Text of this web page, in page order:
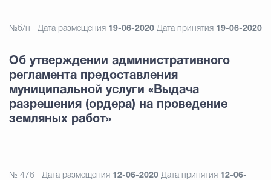
№б/н Дата размещения 19-06-2020 Дата принятия 19-06-2020
Об утверждении административного
регламента предоставления
муниципальной услуги «Выдача
разрешения (ордера) на проведение
земляных работ»
№ 476 Дата размещения 12-06-2020 Дата принятия 12-06-